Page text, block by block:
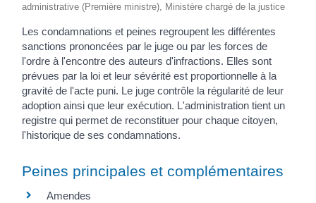
administrative (Première ministre), Ministère chargé de la justice
Les condamnations et peines regroupent les différentes
sanctions prononcées par le juge ou par les forces de
l'ordre à l'encontre des auteurs d'infractions. Elles sont
prévues par la loi et leur sévérité est proportionnelle à la
gravité de l'acte puni. Le juge contrôle la régularité de leur
adoption ainsi que leur exécution. L'administration tient un
registre qui permet de reconstituer pour chaque citoyen,
l'historique de ses condamnations.
Peines principales et complémentaires
Amendes